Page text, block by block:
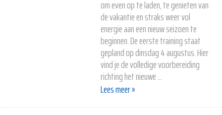
om even op te laden, te genieten van
de vakantie en straks weer vol
energie aan een nieuw seizoen te
beginnen. De eerste training staat
gepland op dinsdag 4 augustus. Hier
vind je de volledige voorbereiding
richting het nieuwe ...
Lees meer »